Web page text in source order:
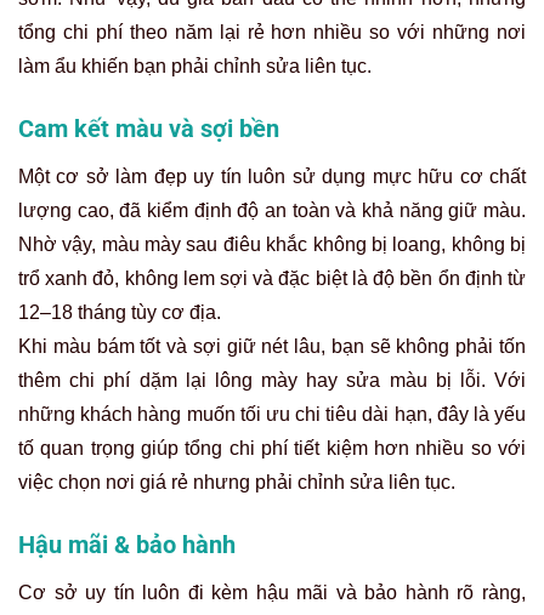
tổng chi phí theo năm lại rẻ hơn nhiều so với những nơi
làm ẩu khiến bạn phải chỉnh sửa liên tục.
Cam kết màu và sợi bền
Một cơ sở làm đẹp uy tín luôn sử dụng mực hữu cơ chất
lượng cao, đã kiểm định độ an toàn và khả năng giữ màu.
Nhờ vậy, màu mày sau điêu khắc không bị loang, không bị
trổ xanh đỏ, không lem sợi và đặc biệt là độ bền ổn định từ
12–18 tháng tùy cơ địa.
Khi màu bám tốt và sợi giữ nét lâu, bạn sẽ không phải tốn
thêm chi phí dặm lại lông mày hay sửa màu bị lỗi. Với
những khách hàng muốn tối ưu chi tiêu dài hạn, đây là yếu
tố quan trọng giúp tổng chi phí tiết kiệm hơn nhiều so với
việc chọn nơi giá rẻ nhưng phải chỉnh sửa liên tục.
Hậu mãi & bảo hành
Cơ sở uy tín luôn đi kèm hậu mãi và bảo hành rõ ràng,